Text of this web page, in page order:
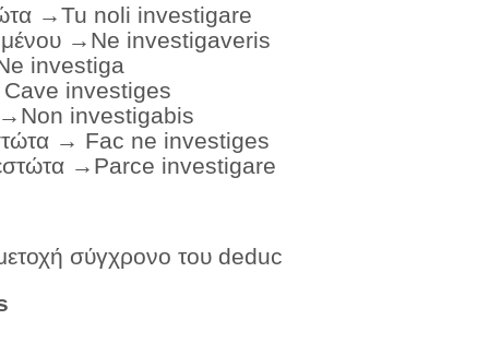
→Tu noli investigare
→ Ne investigaveris
investiga
Cave investiges
→ Non investigabis
→ Fac ne investiges
→ Parce investigare
σύγχρονο του deduc